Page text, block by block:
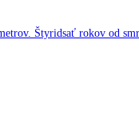
Štyridsať rokov od